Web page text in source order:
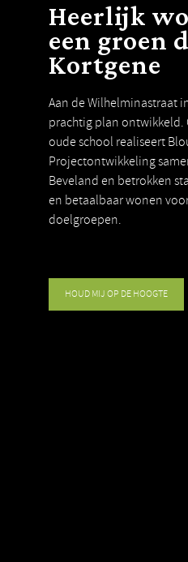
Heerlijk
een groen
Kortgene
Aan de Wilhelminastraat
prachtig plan ontwikkeld.
oude school realiseert
Projectontwikkeling
Beveland en betrokken
en betaalbaar wonen
doelgroepen.
HOUD MIJ OP DE HOOGTE